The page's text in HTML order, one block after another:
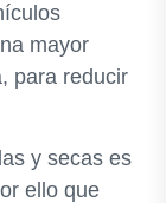
mayor
para reducir
y secas es
ello que